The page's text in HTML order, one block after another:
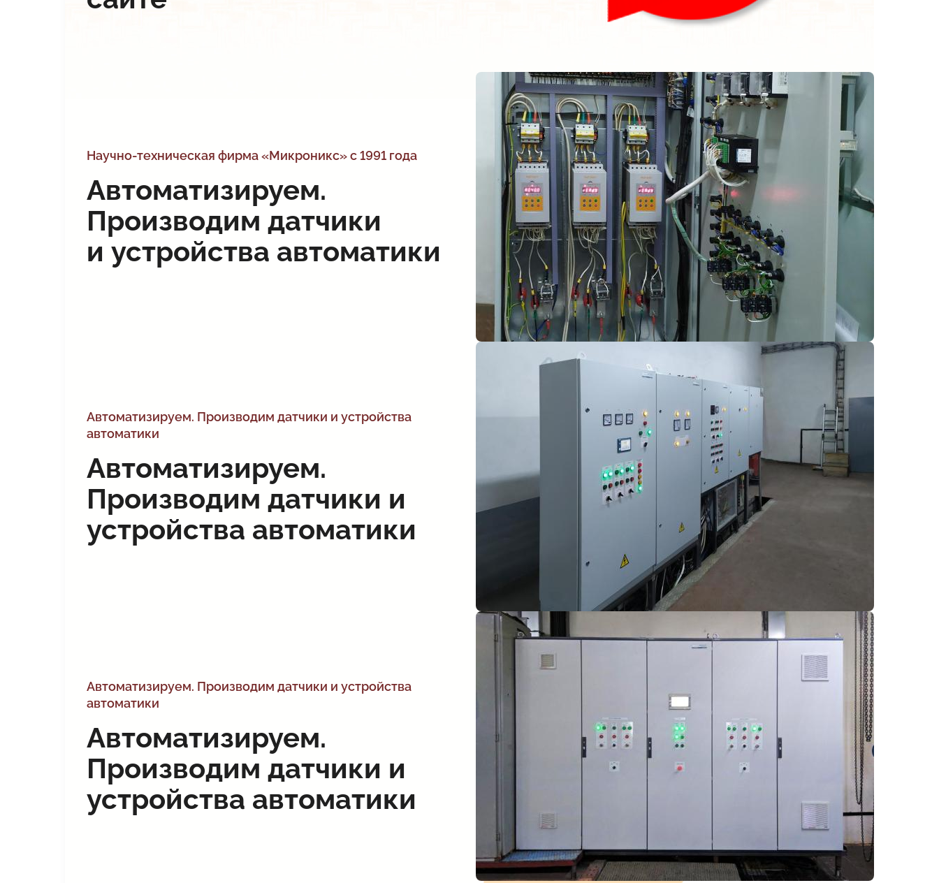
Научно-техническая фирма «Микроникс» с 1991 года
Автоматизируем.
Производим датчики
и устройства автоматики
Автоматизируем. Производим датчики и устройства
автоматики
Автоматизируем.
Производим датчики и
устройства автоматики
Автоматизируем. Производим датчики и устройства
автоматики
Автоматизируем.
Производим датчики и
устройства автоматики